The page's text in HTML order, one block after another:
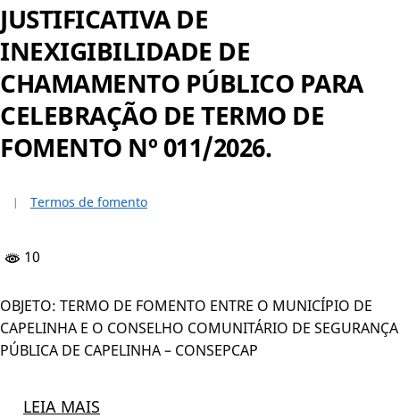
JUSTIFICATIVA DE
INEXIGIBILIDADE DE
CHAMAMENTO PÚBLICO PARA
CELEBRAÇÃO DE TERMO DE
FOMENTO Nº 011/2026.
Termos de fomento
10
OBJETO: TERMO DE FOMENTO ENTRE O MUNICÍPIO DE
CAPELINHA E O CONSELHO COMUNITÁRIO DE SEGURANÇA
PÚBLICA DE CAPELINHA – CONSEPCAP
LEIA MAIS